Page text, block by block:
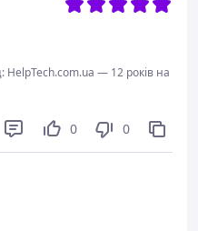
HelpTech.com.ua — 12 років на
0 0